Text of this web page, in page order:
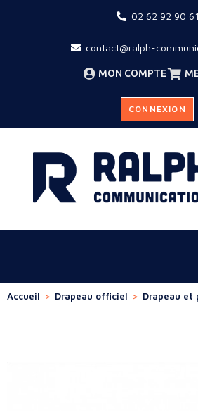
02 62 92 90 61
contact@ralph-
MON COMPTE
CONNEXION
Accueil > Drapeau officiel > Drapeau et